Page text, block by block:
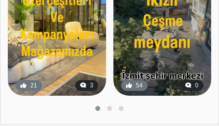
21 3 54 0